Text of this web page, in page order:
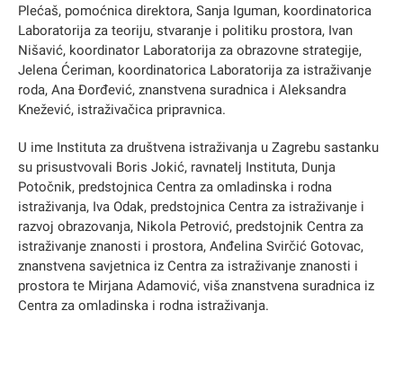
Plećaš, pomoćnica direktora, Sanja Iguman, koordinatorica
Laboratorija za teoriju, stvaranje i politiku prostora, Ivan
Nišavić, koordinator Laboratorija za obrazovne strategije,
Jelena Ćeriman, koordinatorica Laboratorija za istraživanje
roda, Ana Đorđević, znanstvena suradnica i Aleksandra
Knežević, istraživačica pripravnica.
U ime Instituta za društvena istraživanja u Zagrebu sastanku
su prisustvovali Boris Jokić, ravnatelj Instituta, Dunja
Potočnik, predstojnica Centra za omladinska i rodna
istraživanja, Iva Odak, predstojnica Centra za istraživanje i
razvoj obrazovanja, Nikola Petrović, predstojnik Centra za
istraživanje znanosti i prostora, Anđelina Svirčić Gotovac,
znanstvena savjetnica iz Centra za istraživanje znanosti i
prostora te Mirjana Adamović, viša znanstvena suradnica iz
Centra za omladinska i rodna istraživanja.